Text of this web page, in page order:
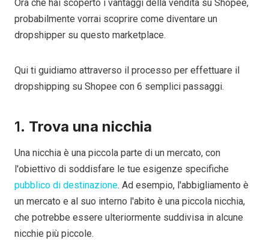
Ora che hai scoperto i vantaggi della vendita su Shopee,
probabilmente vorrai scoprire come diventare un
dropshipper su questo marketplace.
Qui ti guidiamo attraverso il processo per effettuare il
dropshipping su Shopee con 6 semplici passaggi.
1. Trova una nicchia
Una nicchia è una piccola parte di un mercato, con
l'obiettivo di soddisfare le tue esigenze specifiche
pubblico di destinazione. Ad esempio, l'abbigliamento è
un mercato e al suo interno l'abito è una piccola nicchia,
che potrebbe essere ulteriormente suddivisa in alcune
nicchie più piccole.